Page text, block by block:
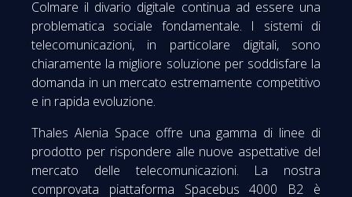
Colmare il divario digitale continua ad essere una
problematica sociale fondamentale. I sistemi di
telecomunicazioni, in particolare digitali, sono
chiaramente la migliore soluzione per soddisfare la
domanda in un mercato estremamente competitivo
e in rapida evoluzione.
Thales Alenia Space offre una gamma di linee di
prodotto per rispondere alle nuove aspettative del
mercato delle telecomunicazioni. La nostra
comprovata piattaforma Spacebus 4000 B2 è